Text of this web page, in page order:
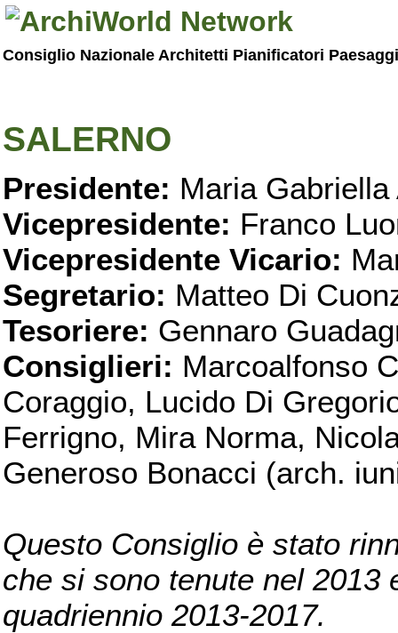
Consiglio Nazionale Architetti Pianificatori
SALERNO
Presidente: Maria Gabriella
Vicepresidente: Franco
Vicepresidente Vicario:
Segretario: Matteo Di
Tesoriere: Gennaro
Consiglieri: Marcoalfonso
Coraggio, Lucido Di
Ferrigno, Mira Norma,
Generoso Bonacci (arch.
Questo Consiglio è stato
che si sono tenute nel 2013
quadriennio 2013-2017.